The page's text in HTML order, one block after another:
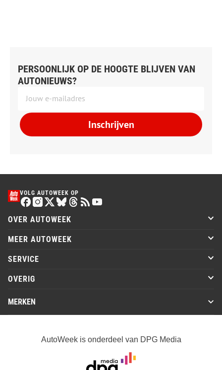
PERSOONLIJK OP DE HOOGTE BLIJVEN VAN
AUTONIEUWS?
Inschrijven
VOLG AUTOWEEK OP
OVER AUTOWEEK
MEER AUTOWEEK
SERVICE
OVERIG
MERKEN
AutoWeek is onderdeel van DPG Media